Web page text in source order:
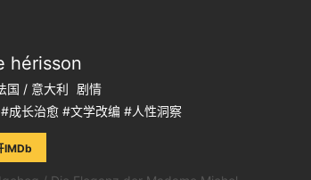
hérisson
国 / 意大利
剧情
成长治愈 #文学改编 #人性洞察
IMDb